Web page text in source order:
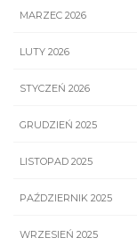
MARZEC 2026
LUTY 2026
STYCZEŃ 2026
GRUDZIEŃ 2025
LISTOPAD 2025
PAŹDZIERNIK 2025
WRZESIEŃ 2025